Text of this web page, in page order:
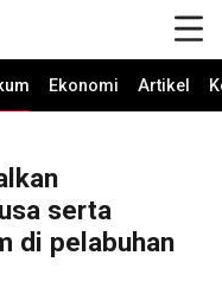
Ekonomi Artikel
serta
di pelabuhan